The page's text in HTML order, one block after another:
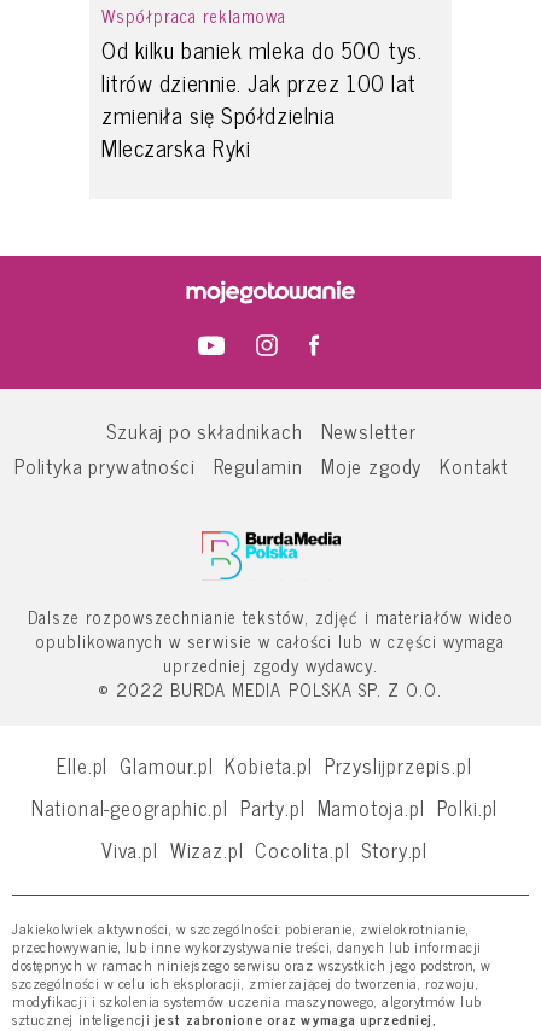
Współpraca reklamowa
Od kilku baniek mleka do 500 tys.
litrów dziennie. Jak przez 100 lat
zmieniła się Spółdzielnia
Mleczarska Ryki
Szukaj po składnikach
Newsletter
Polityka prywatności
Regulamin Moje zgody Kontakt
Dalsze rozpowszechnianie tekstów, zdjęć i materiałów wideo
opublikowanych w serwisie w całości lub w części wymaga
uprzedniej zgody wydawcy.
© 2022 BURDA MEDIA POLSKA SP. Z O.O.
Elle.pl Glamour.pl Kobieta.pl Przyslijprzepis.pl
National-geographic.pl Party.pl Mamotoja.pl Polki.pl
Viva.pl Wizaz.pl Cocolita.pl Story.pl
Jakiekolwiek aktywności, w szczególności: pobieranie, zwielokrotnianie,
przechowywanie, lub inne wykorzystywanie treści, danych lub informacji
dostępnych w ramach niniejszego serwisu oraz wszystkich jego podstron, w
szczególności w celu ich eksploracji, zmierzającej do tworzenia, rozwoju,
modyfikacji i szkolenia systemów uczenia maszynowego, algorytmów lub
sztucznej inteligencji jest zabronione oraz wymaga uprzedniej,